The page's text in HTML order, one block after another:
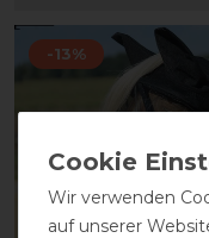
-13%
Wir verwenden
auf unserer